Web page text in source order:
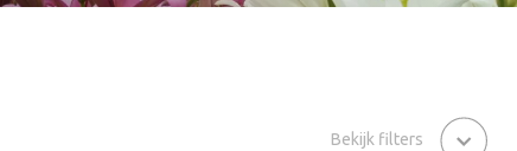
Bekijk filters